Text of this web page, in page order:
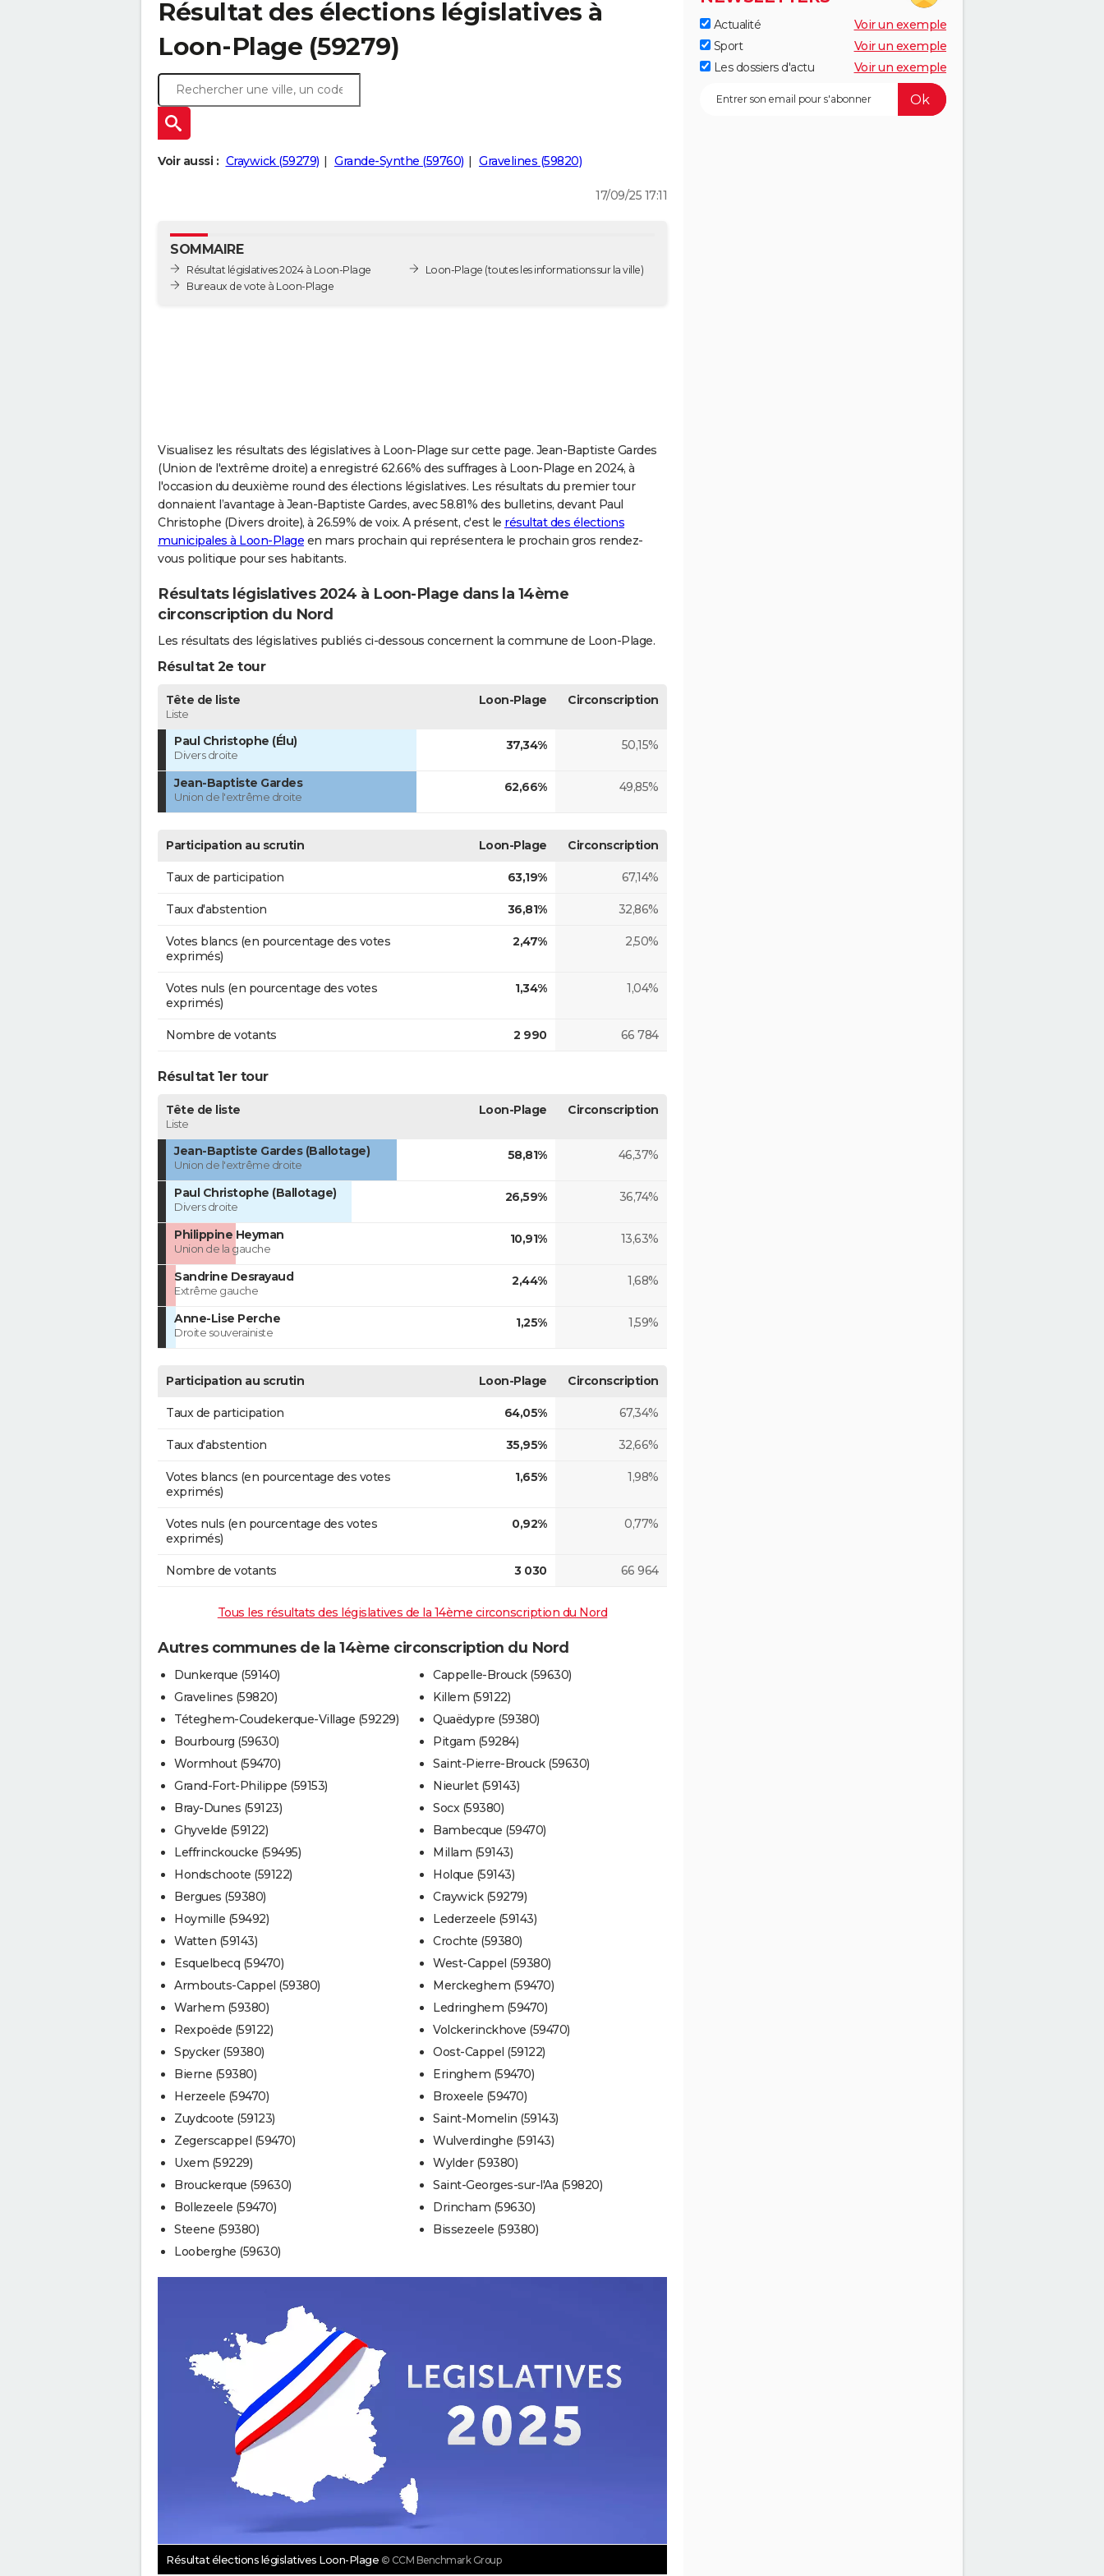
Résultat des élections législatives à
Loon-Plage (59279)
Voir aussi : Craywick (59279) Grande-Synthe (59760) Gravelines (59820)
17/09/25 17:11
SOMMAIRE
Résultat législatives 2024 à Loon-Plage
Bureaux de vote à Loon-Plage
Loon-Plage (toutes les informations sur la ville)
Visualisez les résultats des législatives à Loon-Plage sur cette page. Jean-Baptiste Gardes
(Union de l'extrême droite) a enregistré 62.66% des suffrages à Loon-Plage en 2024, à
l'occasion du deuxième round des élections législatives. Les résultats du premier tour
donnaient l’avantage à Jean-Baptiste Gardes, avec 58.81% des bulletins, devant Paul
Christophe (Divers droite), à 26.59% de voix. A présent, c'est le résultat des élections
municipales à Loon-Plage en mars prochain qui représentera le prochain gros rendez-
vous politique pour ses habitants.
Résultats législatives 2024 à Loon-Plage dans la 14ème
circonscription du Nord
Les résultats des législatives publiés ci-dessous concernent la commune de Loon-Plage.
Résultat 2e tour
Tête de liste
Liste
Loon-Plage Circonscription
Paul Christophe (Élu)
Divers droite
37,34% 50,15%
Jean-Baptiste Gardes
Union de l'extrême droite
62,66% 49,85%
Participation au scrutin Loon-Plage Circonscription
Taux de participation 63,19% 67,14%
Taux d'abstention 36,81% 32,86%
Votes blancs (en pourcentage des votes
exprimés)
2,47% 2,50%
Votes nuls (en pourcentage des votes
exprimés)
1,34% 1,04%
Nombre de votants 2 990 66 784
Résultat 1er tour
Tête de liste
Liste
Loon-Plage Circonscription
Jean-Baptiste Gardes (Ballotage)
Union de l'extrême droite
58,81% 46,37%
Paul Christophe (Ballotage)
Divers droite
26,59% 36,74%
Philippine Heyman
Union de la gauche
10,91% 13,63%
Sandrine Desrayaud
Extrême gauche
2,44% 1,68%
Anne-Lise Perche
Droite souverainiste
1,25% 1,59%
Participation au scrutin Loon-Plage Circonscription
Taux de participation 64,05% 67,34%
Taux d'abstention 35,95% 32,66%
Votes blancs (en pourcentage des votes
exprimés)
1,65% 1,98%
Votes nuls (en pourcentage des votes
exprimés)
0,92% 0,77%
Nombre de votants 3 030 66 964
Tous les résultats des législatives de la 14ème circonscription du Nord
Autres communes de la 14ème circonscription du Nord
Dunkerque (59140)
Gravelines (59820)
Téteghem-Coudekerque-Village (59229)
Bourbourg (59630)
Wormhout (59470)
Grand-Fort-Philippe (59153)
Bray-Dunes (59123)
Ghyvelde (59122)
Leffrinckoucke (59495)
Hondschoote (59122)
Bergues (59380)
Hoymille (59492)
Watten (59143)
Esquelbecq (59470)
Armbouts-Cappel (59380)
Warhem (59380)
Rexpoëde (59122)
Spycker (59380)
Bierne (59380)
Herzeele (59470)
Zuydcoote (59123)
Zegerscappel (59470)
Uxem (59229)
Brouckerque (59630)
Bollezeele (59470)
Steene (59380)
Looberghe (59630)
Cappelle-Brouck (59630)
Killem (59122)
Quaëdypre (59380)
Pitgam (59284)
Saint-Pierre-Brouck (59630)
Nieurlet (59143)
Socx (59380)
Bambecque (59470)
Millam (59143)
Holque (59143)
Craywick (59279)
Lederzeele (59143)
Crochte (59380)
West-Cappel (59380)
Merckeghem (59470)
Ledringhem (59470)
Volckerinckhove (59470)
Oost-Cappel (59122)
Eringhem (59470)
Broxeele (59470)
Saint-Momelin (59143)
Wulverdinghe (59143)
Wylder (59380)
Saint-Georges-sur-l'Aa (59820)
Drincham (59630)
Bissezeele (59380)
Résultat élections législatives Loon-Plage © CCM Benchmark Group
Actualité
Voir un exemple
Sport
Voir un exemple
Les dossiers d'actu
Voir un exemple